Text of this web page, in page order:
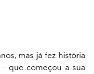
mas já fez história
que começou a sua